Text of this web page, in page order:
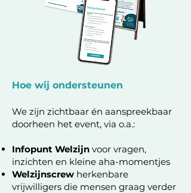
Hoe wij ondersteunen
We zijn zichtbaar én aanspreekbaar
doorheen het event, via o.a.:
Infopunt Welzijn voor vragen,
inzichten en kleine aha-momentjes
Welzijnscrew herkenbare
vrijwilligers die mensen graag verder